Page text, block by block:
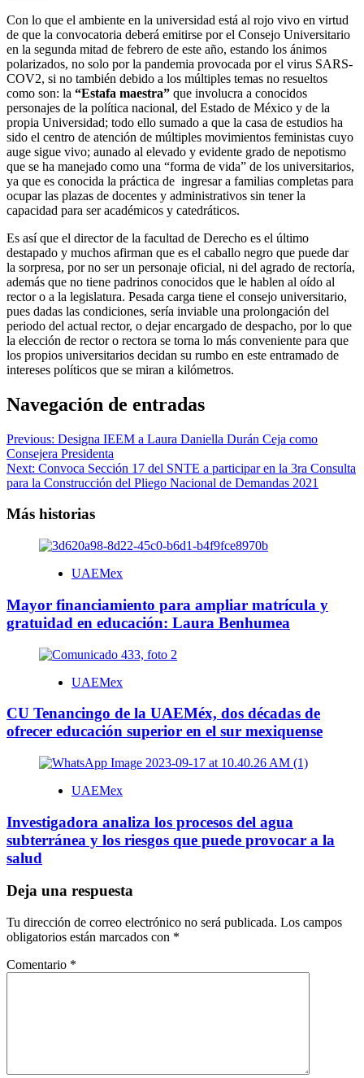
Con lo que el ambiente en la universidad está al rojo vivo en virtud
de que la convocatoria deberá emitirse por el Consejo Universitario
en la segunda mitad de febrero de este año, estando los ánimos
polarizados, no solo por la pandemia provocada por el virus SARS-
COV2, si no también debido a los múltiples temas no resueltos
como son: la “Estafa maestra” que involucra a conocidos
personajes de la política nacional, del Estado de México y de la
propia Universidad; todo ello sumado a que la casa de estudios ha
sido el centro de atención de múltiples movimientos feministas cuyo
auge sigue vivo; aunado al elevado y evidente grado de nepotismo
que se ha manejado como una “forma de vida” de los universitarios,
ya que es conocida la práctica de ingresar a familias completas para
ocupar las plazas de docentes y administrativos sin tener la
capacidad para ser académicos y catedráticos.
Es así que el director de la facultad de Derecho es el último
destapado y muchos afirman que es el caballo negro que puede dar
la sorpresa, por no ser un personaje oficial, ni del agrado de rectoría,
además que no tiene padrinos conocidos que le hablen al oído al
rector o a la legislatura. Pesada carga tiene el consejo universitario,
pues dadas las condiciones, sería inviable una prolongación del
periodo del actual rector, o dejar encargado de despacho, por lo que
la elección de rector o rectora se torna lo más conveniente para que
los propios universitarios decidan su rumbo en este entramado de
intereses políticos que se miran a kilómetros.
Navegación de entradas
Previous: Designa IEEM a Laura Daniella Durán Ceja como
Consejera Presidenta
Next: Convoca Sección 17 del SNTE a participar en la 3ra Consulta
para la Construcción del Pliego Nacional de Demandas 2021
Más historias
UAEMex
Mayor financiamiento para ampliar matrícula y
gratuidad en educación: Laura Benhumea
UAEMex
CU Tenancingo de la UAEMéx, dos décadas de
ofrecer educación superior en el sur mexiquense
UAEMex
Investigadora analiza los procesos del agua
subterránea y los riesgos que puede provocar a la
salud
Deja una respuesta
Tu dirección de correo electrónico no será publicada. Los campos
obligatorios están marcados con *
Comentario *